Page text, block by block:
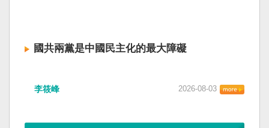
國共兩黨是中國民主化的最大障礙
李筱峰 2026-08-03